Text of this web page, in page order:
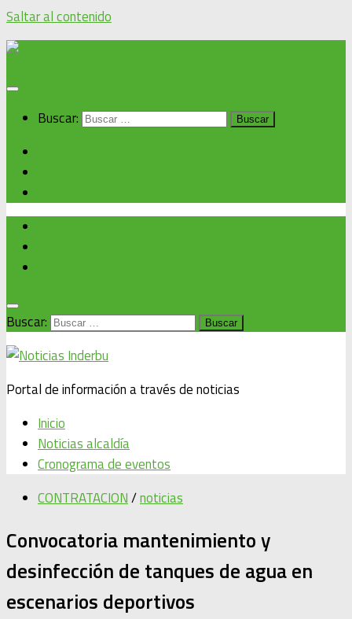
Saltar al contenido
Buscar:
Buscar:
Portal de información a través de noticias
Inicio
Noticias alcaldía
Cronograma de eventos
CONTRATACION/noticias
Convocatoria mantenimiento y
desinfección de tanques de agua en
escenarios deportivos